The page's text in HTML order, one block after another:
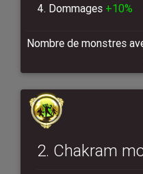
4. Dommages +10%
Nombre de monstres
2. Chakram